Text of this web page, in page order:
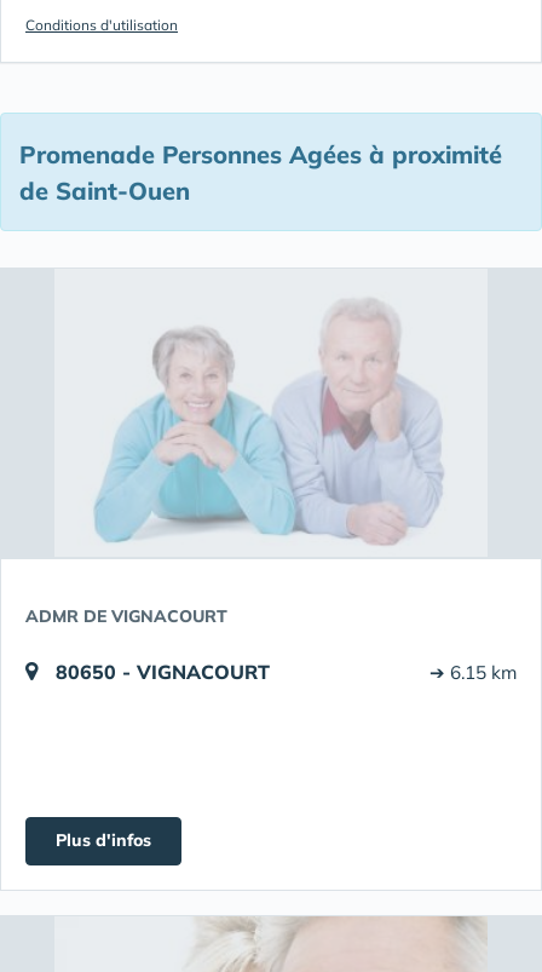
Conditions d'utilisation
Promenade Personnes Agées à proximité
de Saint-Ouen
ADMR DE VIGNACOURT
80650 - VIGNACOURT ➔ 6.15 km
Plus d'infos